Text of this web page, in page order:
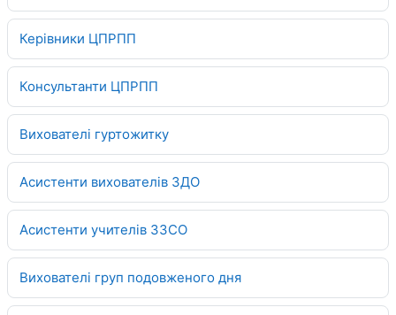
Керівники ЦПРПП
Консультанти ЦПРПП
Вихователі гуртожитку
Асистенти вихователів ЗДО
Асистенти учителів ЗЗСО
Вихователі груп подовженого дня